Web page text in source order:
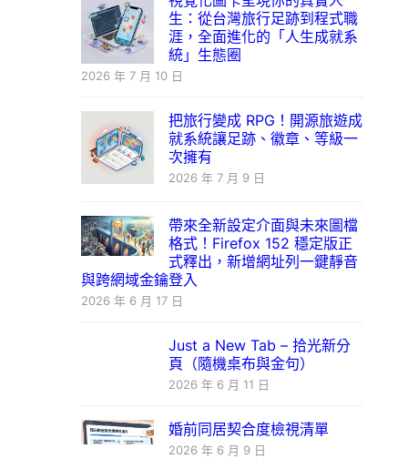
生：從台灣旅行足跡到程式職
涯，全面進化的「人生成就系
統」生態圈
2026 年 7 月 10 日
把旅行變成 RPG！開源旅遊成
就系統讓足跡、徽章、等級一
次擁有
2026 年 7 月 9 日
帶來全新設定介面與未來圖檔
格式！Firefox 152 穩定版正
式釋出，新增網址列一鍵靜音
與跨網域金鑰登入
2026 年 6 月 17 日
Just a New Tab – 拾光新分
頁（隨機桌布與金句）
2026 年 6 月 11 日
婚前同居契合度檢視清單
2026 年 6 月 9 日